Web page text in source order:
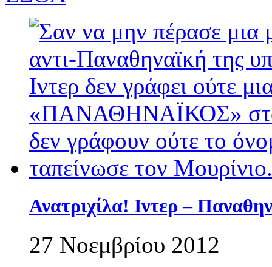
Ανατριχίλα! Ιντερ –
27 Νοεμβρίου 2012